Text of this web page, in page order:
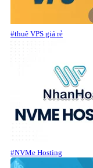
#thuê VPS giá rẻ
#NVMe Hosting